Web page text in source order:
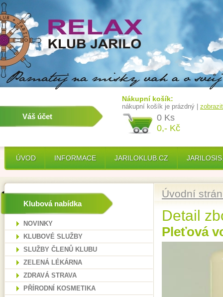
Váš účet
Nákupní košík:
nákupní košík je prázdný |
0 Ks
0,- Kč
ÚVOD INFORMACE JARILOKLUB.CZ
Klubová nabídka
NOVINKY
KLUBOVÉ SLUŽBY
SLUŽBY ČLENŮ KLUBU
ZELENÁ LÉKÁRNA
ZDRAVÁ STRAVA
PŘÍRODNÍ KOSMETIKA
Úvodní
Detail
Pleťová